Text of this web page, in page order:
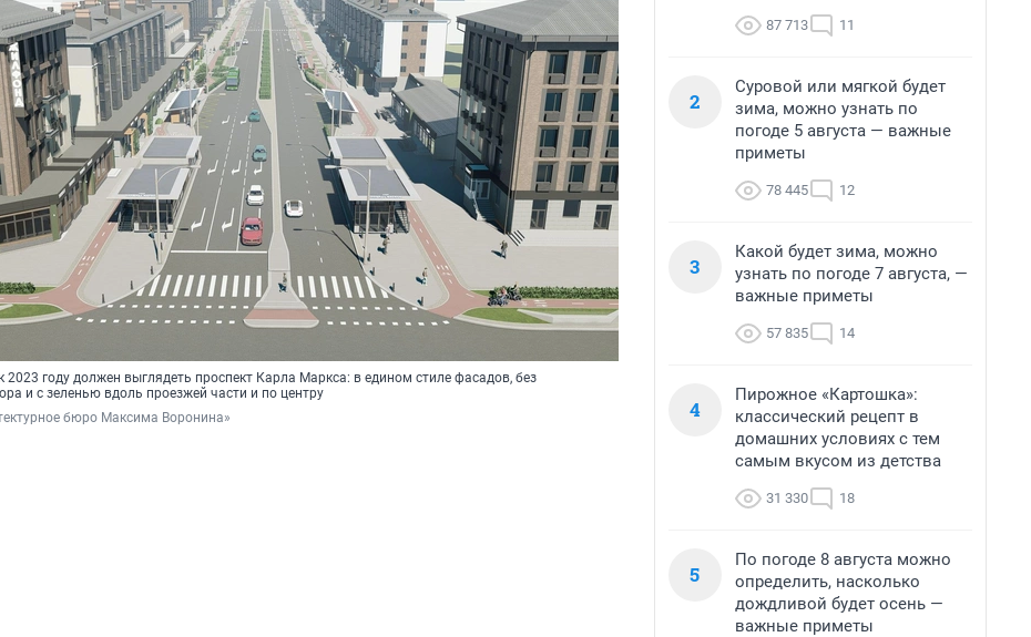
2023 году должен выглядеть проспект Карла Маркса: в едином стиле фасадов, без
и с зеленью вдоль проезжей части и по центру
бюро Максима Воронина»
87 713 11
2
Суровой или мягкой будет
зима, можно узнать по
погоде 5 августа — важные
приметы
78 445 12
3
Какой будет зима, можно
узнать по погоде 7 августа, —
важные приметы
57 835 14
4
Пирожное «Картошка»:
классический рецепт в
домашних условиях с тем
самым вкусом из детства
31 330 18
5
По погоде 8 августа можно
определить, насколько
дождливой будет осень —
важные приметы